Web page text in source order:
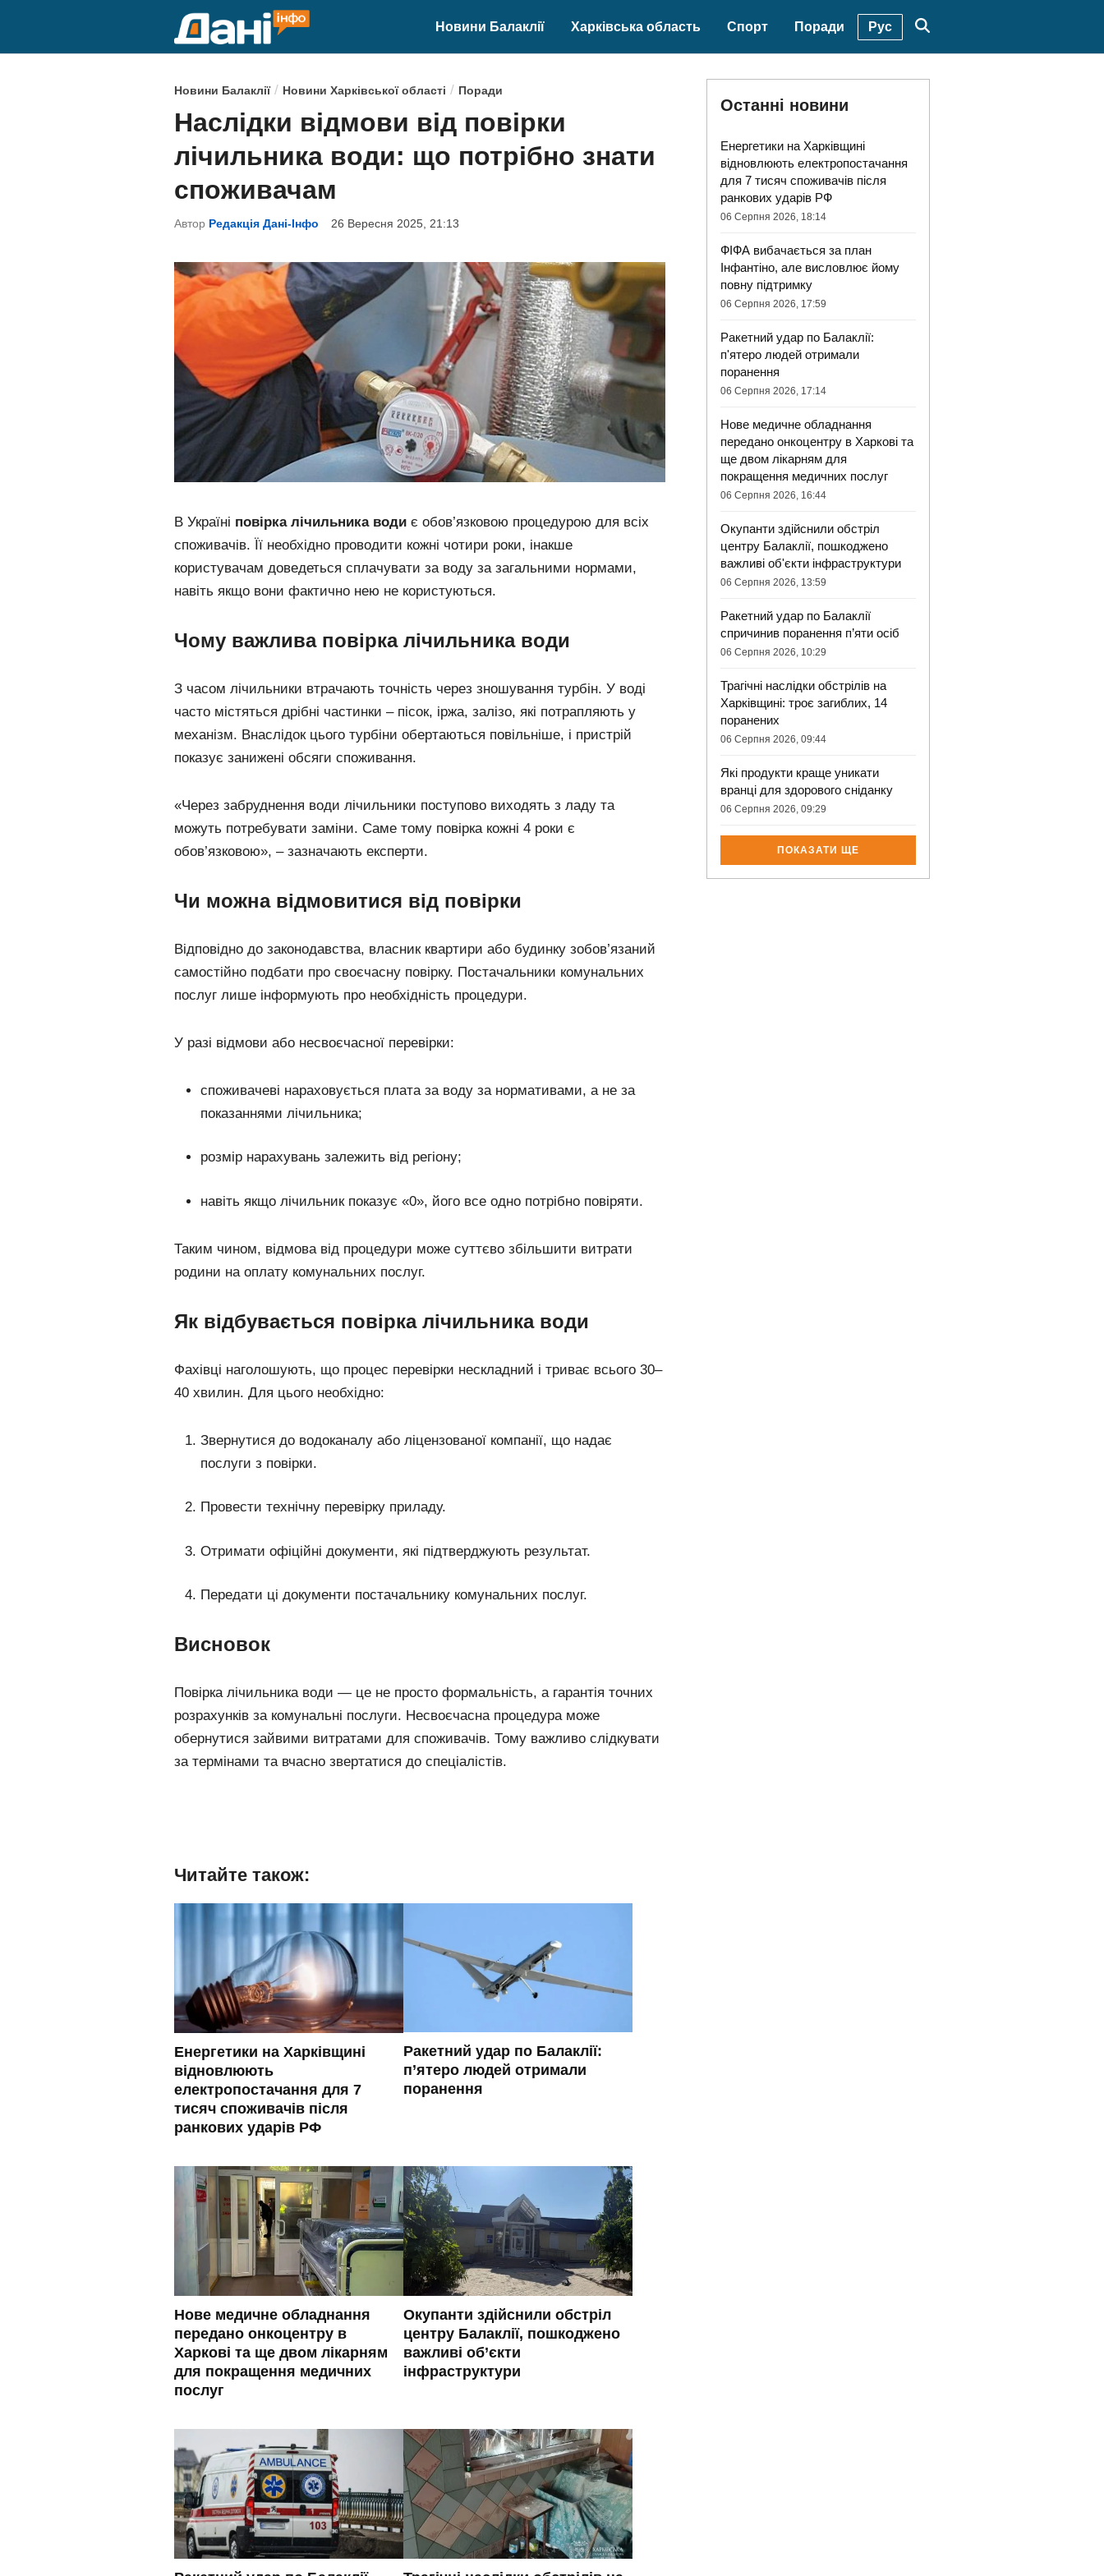
Новини Балаклії Харківська область Спорт Поради Рус
P
o
s
t
e
d
i
Новини Балаклії/ Новини Харківської області / Поради
Наслідки відмови від повірки
лічильника води: що потрібно знати
споживачам
Автор Редакція Дані-Інфо 26 Вересня 2025, 21:13
В Україні повірка лічильника води є обов’язковою процедурою для всіх
споживачів. Її необхідно проводити кожні чотири роки, інакше
користувачам доведеться сплачувати за воду за загальними нормами,
навіть якщо вони фактично нею не користуються.
Чому важлива повірка лічильника води
З часом лічильники втрачають точність через зношування турбін. У воді
часто містяться дрібні частинки – пісок, іржа, залізо, які потрапляють у
механізм. Внаслідок цього турбіни обертаються повільніше, і пристрій
показує занижені обсяги споживання.
«Через забруднення води лічильники поступово виходять з ладу та
можуть потребувати заміни. Саме тому повірка кожні 4 роки є
обов’язковою», – зазначають експерти.
Чи можна відмовитися від повірки
Відповідно до законодавства, власник квартири або будинку зобов’язаний
самостійно подбати про своєчасну повірку. Постачальники комунальних
послуг лише інформують про необхідність процедури.
У разі відмови або несвоєчасної перевірки:
споживачеві нараховується плата за воду за нормативами, а не за
показаннями лічильника;
розмір нарахувань залежить від регіону;
навіть якщо лічильник показує «0», його все одно потрібно повіряти.
Таким чином, відмова від процедури може суттєво збільшити витрати
родини на оплату комунальних послуг.
Як відбувається повірка лічильника води
Фахівці наголошують, що процес перевірки нескладний і триває всього 30–
40 хвилин. Для цього необхідно:
Звернутися до водоканалу або ліцензованої компанії, що надає
послуги з повірки.
Провести технічну перевірку приладу.
Отримати офіційні документи, які підтверджують результат.
Передати ці документи постачальнику комунальних послуг.
Висновок
Повірка лічильника води — це не просто формальність, а гарантія точних
розрахунків за комунальні послуги. Несвоєчасна процедура може
обернутися зайвими витратами для споживачів. Тому важливо слідкувати
за термінами та вчасно звертатися до спеціалістів.
Читайте також:
Енергетики на Харківщині
відновлюють
електропостачання для 7
тисяч споживачів після
ранкових ударів РФ
Ракетний удар по Балаклії:
п’ятеро людей отримали
поранення
Нове медичне обладнання
передано онкоцентру в
Харкові та ще двом лікарням
для покращення медичних
послуг
Окупанти здійснили обстріл
центру Балаклії, пошкоджено
важливі об’єкти
інфраструктури
Останні новини
Енергетики на Харківщині
відновлюють електропостачання
для 7 тисяч споживачів після
ранкових ударів РФ
06 Серпня 2026, 18:14
ФІФА вибачається за план
Інфантіно, але висловлює йому
повну підтримку
06 Серпня 2026, 17:59
Ракетний удар по Балаклії:
п'ятеро людей отримали
поранення
06 Серпня 2026, 17:14
Нове медичне обладнання
передано онкоцентру в Харкові та
ще двом лікарням для
покращення медичних послуг
06 Серпня 2026, 16:44
Окупанти здійснили обстріл
центру Балаклії, пошкоджено
важливі об'єкти інфраструктури
06 Серпня 2026, 13:59
Ракетний удар по Балаклії
спричинив поранення п’яти осіб
06 Серпня 2026, 10:29
Трагічні наслідки обстрілів на
Харківщині: троє загиблих, 14
поранених
06 Серпня 2026, 09:44
Які продукти краще уникати
вранці для здорового сніданку
06 Серпня 2026, 09:29
ПОКАЗАТИ ЩЕ